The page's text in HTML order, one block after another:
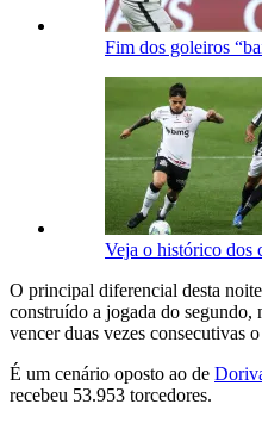
Fim dos goleiros
Veja o histórico dos
O principal diferencial desta
construído a jogada do
vencer duas vezes consecutivas
É um cenário oposto ao de
recebeu 53.953 torcedores.